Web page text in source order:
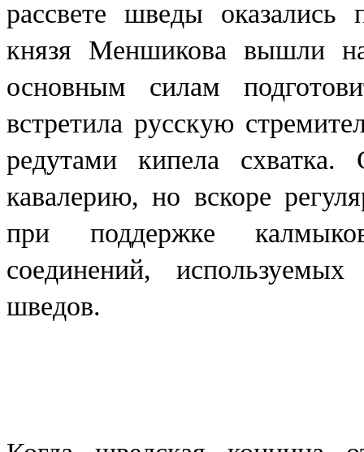
рассвете шведы оказались
князя Меншикова вышли
основным силам
встретила русскую
редутами кипела
кавалерию, но вскоре
при поддержке
соединений,
шведов.